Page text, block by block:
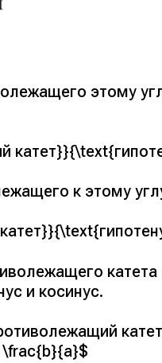
этому
к этому
и косинус.
\frac{b}{a}$